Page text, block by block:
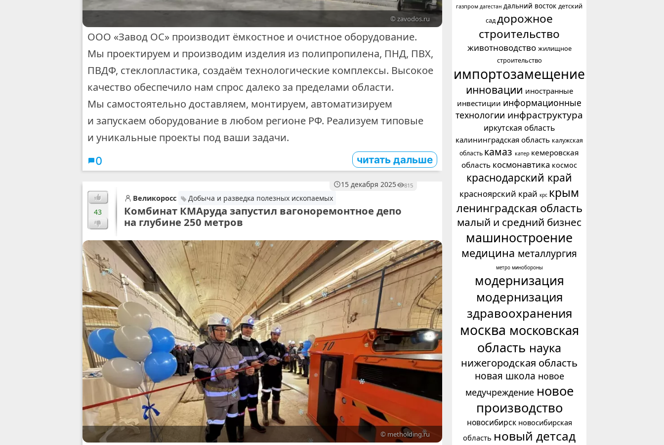
© zavodos.ru
ООО «Завод ОС» производит ёмкостное и очистное оборудование.
Мы проектируем и производим изделия из полипропилена, ПНД, ПВХ,
ПВДФ, стеклопластика, создаём технологические комплексы. Высокое
качество обеспечило нам спрос далеко за пределами области.
Мы самостоятельно доставляем, монтируем, автоматизируем
и запускаем оборудование в любом регионе РФ. Реализуем типовые
и уникальные проекты под ваши задачи.
0 читать дальше
15 декабря 2025 815
43
Великоросс Добыча и разведка полезных ископаемых
Комбинат КМАруда запустил вагоноремонтное депо
на глубине 250 метров
© metholding.ru
газпром дагестан дальний восток детский
саддорожное
строительство
животноводство жилищное
строительство
импортозамещение
инновации иностранные
инвестиции информационные
технологии инфраструктура
иркутская область
калининградская область калужская
область камаз катер кемеровская
область космонавтика космос
краснодарский край
красноярский край крс крым
ленинградская область
малый и средний бизнес
машиностроение
медицина металлургия
метро минобороны
модернизация
модернизация
здравоохранения
москва московская
область наука
нижегородская область
новая школа новое
медучреждение новое
производство
новосибирск новосибирская
область новый детсад